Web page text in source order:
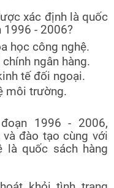
xác định là quốc
1996 - 2006?
học công nghệ.
ngân hàng.
tế đối ngoại.
môi trường.
1996 - 2006,
đào tạo cùng với
là quốc sách hàng